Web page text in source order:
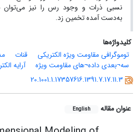
نسبی ذرات و وجود رس را نیز
به‌دست آمده تخمین زد.
کلیدواژه‌ها
توموگرافی مقاومت ویژه الکتریکی
قنات
سه¬بعدی داده¬های مقاومت ویژه
آرایه
20.1001.1.17357616.1391.7.17.11.3
عنوان مقاله English